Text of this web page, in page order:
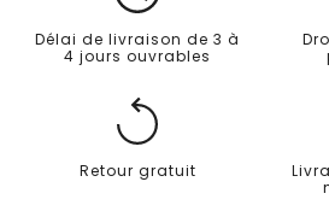
Délai de livraison de 3 à
4 jours ouvrables
Retour gratuit